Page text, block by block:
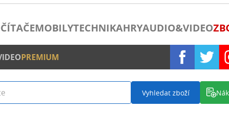
MOBILYTECHNIKAHRYAUDIO&VIDEO
PREMIUM
Vyhledat zboží